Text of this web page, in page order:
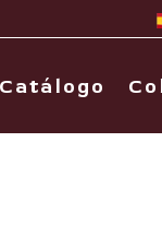
Catálogo